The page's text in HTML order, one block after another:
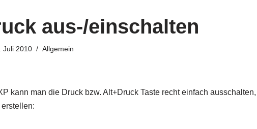
aus-/einschalten
Juli 2010 Allgemein
kann man die Druck bzw. Alt+Druck Taste recht einfach